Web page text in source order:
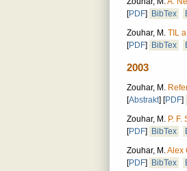
[PDF] BibTex
Zouhar, M. TIL
[PDF] BibTex
2003
Zouhar, M.
[Abstrakt] [PDF]
Zouhar, M. P.
[PDF] BibTex
Zouhar, M.Alex
[PDF] BibTex